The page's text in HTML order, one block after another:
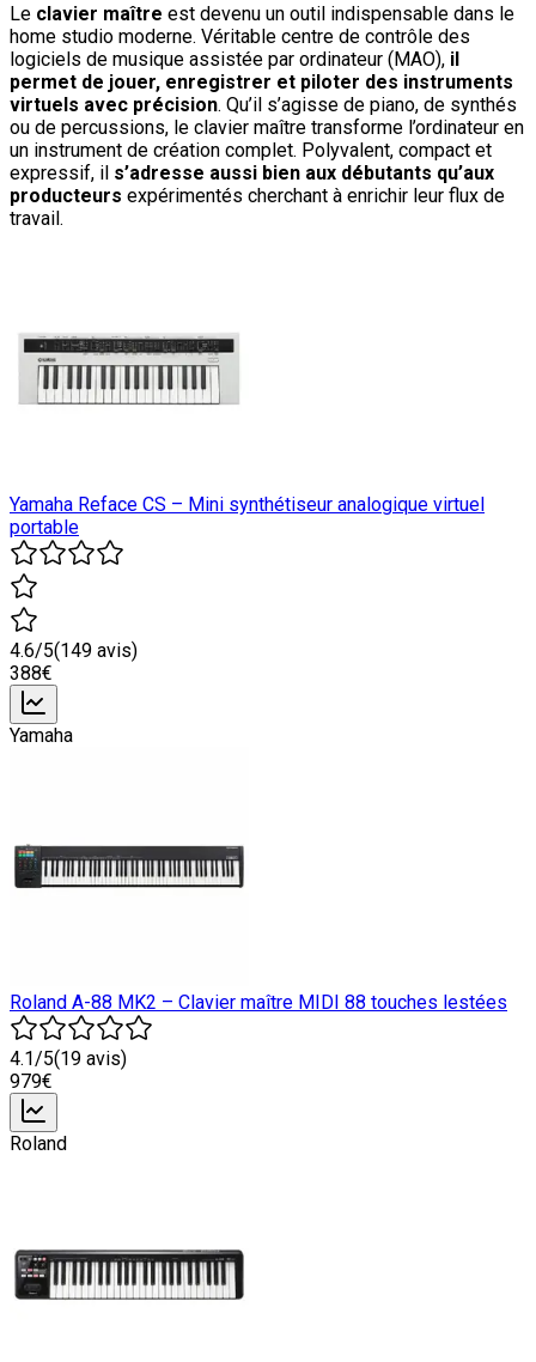
Le clavier maître est devenu un outil indispensable dans le
home studio moderne. Véritable centre de contrôle des
logiciels de musique assistée par ordinateur (MAO), il
permet de jouer, enregistrer et piloter des instruments
virtuels avec précision. Qu’il s’agisse de piano, de synthés
ou de percussions, le clavier maître transforme l’ordinateur en
un instrument de création complet. Polyvalent, compact et
expressif, il s’adresse aussi bien aux débutants qu’aux
producteurs expérimentés cherchant à enrichir leur flux de
travail.
Yamaha Reface CS – Mini synthétiseur analogique virtuel
portable
4.6/5(149 avis)
388€
Yamaha
Roland A-88 MK2 – Clavier maître MIDI 88 touches lestées
4.1/5(19 avis)
979€
Roland